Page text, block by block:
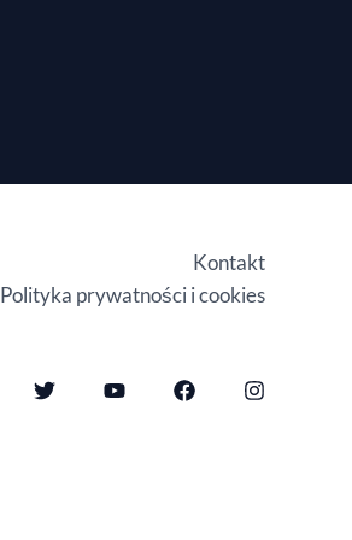
Kontakt
Polityka prywatności i cookies